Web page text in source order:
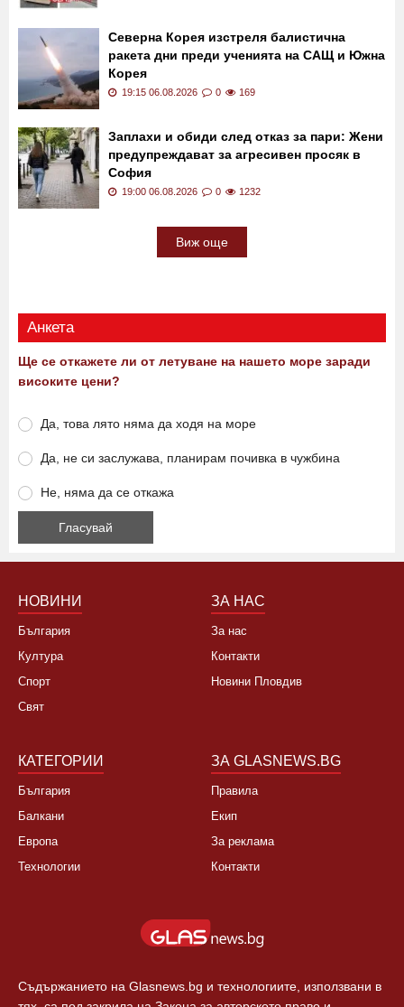
Северна Корея изстреля балистична
ракета дни преди ученията на САЩ и Южна
Корея
19:15 06.08.2026 0 169
Заплахи и обиди след отказ за пари: Жени
предупреждават за агресивен просяк в
София
19:00 06.08.2026 0 1232
Виж още
Анкета
Ще се откажете ли от летуване на нашето море заради
високите цени?
Да, това лято няма да ходя на море
Да, не си заслужава, планирам почивка в чужбина
Не, няма да се откажа
НОВИНИ
България
Култура
Спорт
Свят
ЗА НАС
За нас
Контакти
Новини Пловдив
КАТЕГОРИИ
България
Балкани
Европа
Технологии
ЗА GLASNEWS.BG
Правила
Екип
За реклама
Контакти
Съдържанието на Glasnews.bg и технологиите, използвани в